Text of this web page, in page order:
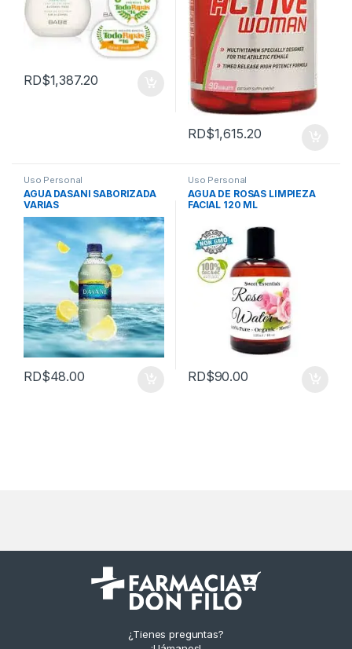
RD$1,387.20
RD$1,615.20
Uso Personal
AGUA DASANI SABORIZADA
VARIAS
RD$48.00
Uso Personal
AGUA DE ROSAS LIMPIEZA
FACIAL 120 ML
RD$90.00
¿Tienes preguntas?